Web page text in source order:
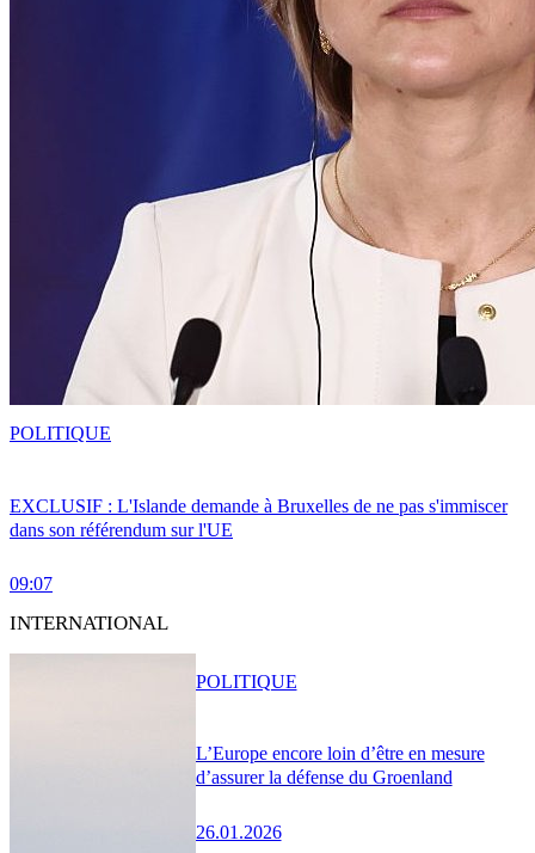
EXCLUSIF : L'Islande demande à Bruxelles de ne pas s'immiscer
dans son référendum sur l'UE
09:07
POLITIQUE
INTERNATIONAL
L’Europe encore loin d’être en mesure
d’assurer la défense du Groenland
26.01.2026
POLITIQUE